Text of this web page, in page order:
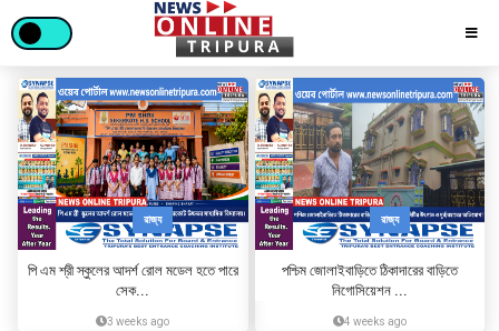
রাজ্য
পি এম শ্রী স্কুলের আদর্শ রোল মডেল হতে পারে
সেক...
3 weeks ago
রাজ্য
পশ্চিম জোলাইবাড়িতে ঠিকাদারের বাড়িতে
নিগোসিয়েশন ...
4 weeks ago